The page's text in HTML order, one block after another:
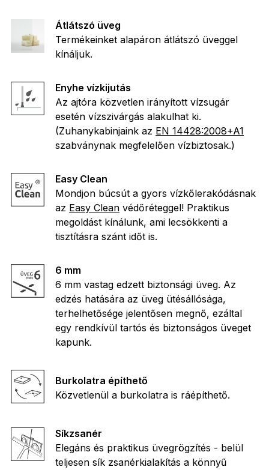
Átlátszó üveg
Termékeinket alapáron átlátszó üveggel
kínáljuk.
Enyhe vízkijutás
Az ajtóra közvetlen irányított vízsugár
esetén vízszivárgás alakulhat ki.
(Zuhanykabinjaink az EN 14428:2008+A1
szabványnak megfelelően vízbiztosak.)
Easy Clean
Mondjon búcsút a gyors vízkőlerakódásnak
az Easy Clean védőréteggel! Praktikus
megoldást kínálunk, ami lecsökkenti a
tisztításra szánt időt is.
6 mm
6 mm vastag edzett biztonsági üveg. Az
edzés hatására az üveg ütésállósága,
terhelhetősége jelentősen megnő, ezáltal
egy rendkívül tartós és biztonságos üveget
kapunk.
Burkolatra építhető
Közvetlenül a burkolatra is ráépíthető.
Síkzsanér
Elegáns és praktikus üvegrögzítés - belül
teljesen sík zsanérkialakítás a könnyű